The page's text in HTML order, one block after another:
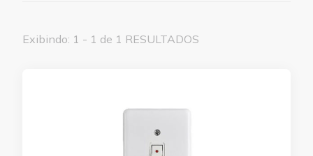
Exibindo: 1 - 1 de 1 RESULTADOS